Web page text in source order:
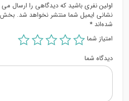
اولین نفری باشید که دیدگاهی را ارسال
نشانی ایمیل شما منتشر نخواهد شد.
شده‌اند*
امتیاز شما
دیدگاه شما